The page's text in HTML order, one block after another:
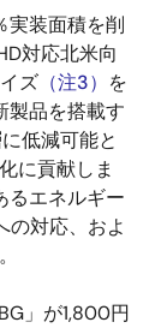
実装面積を削
対応北米向
ズ （注3） を
製品を搭載す
低減可能と
に貢献しま
るエネルギー
の対応、およ
」が1,800円